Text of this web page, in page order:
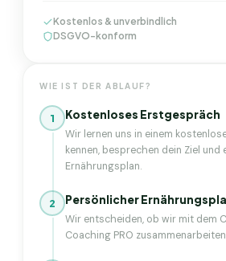
Kostenlos & unverbindlich
DSGVO-konform
WIE IST DER ABLAUF?
1 Kostenloses Erstgespräch
Wir lernen uns in einem
kennen, besprechen dein Ziel und
Ernährungsplan.
2 Persönlicher
Wir entscheiden, ob wir mit dem
Coaching PRO